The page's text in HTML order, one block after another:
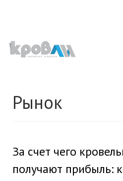
Рынок
За счет чего
получают прибыль: